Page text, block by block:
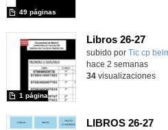
49 páginas
Libros 26-27
Contenido educativo.
subido por Tic cp
1 página
hace 2 semanas
34visualizaciones
LIBROS 26-27